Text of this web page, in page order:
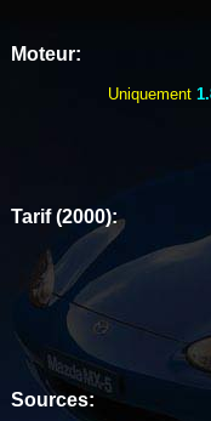
Moteur:
Uniquement
Tarif (2000):
Sources: